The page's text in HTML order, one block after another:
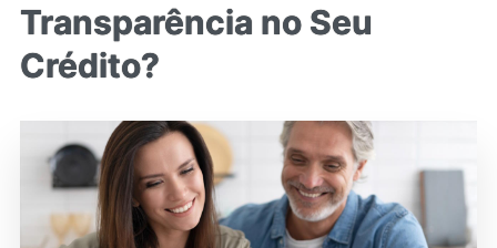
Transparência no Seu
Crédito?